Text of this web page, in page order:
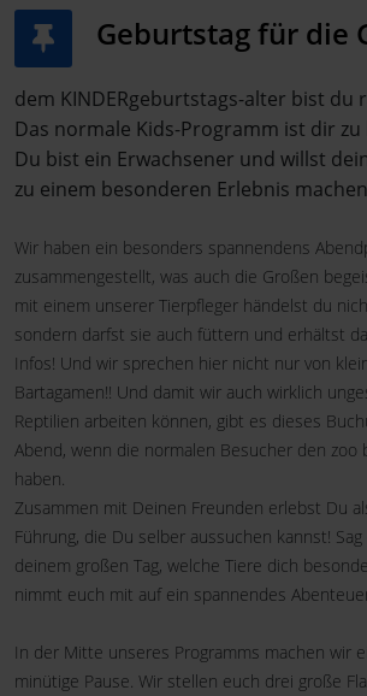
Geburtstag für die
dem KINDERgeburtstags-alter bist du
Das normale Kids-Programm ist dir zu
Du bist ein Erwachsener und willst
zu einem besonderen Erlebnis
Wir haben ein besonders spannendens
zusammengestellt, was auch die Großen
mit einem unserer Tierpfleger händelst du
sondern darfst sie auch füttern und erhältst
Infos! Und wir sprechen hier nicht nur von
Bartagamen!! Und damit wir auch wirklich
Reptilien arbeiten können, gibt es dieses
Abend, wenn die normalen Besucher den zoo
haben.
Zusammen mit Deinen Freunden erlebst Du
Führung, die Du selber aussuchen kannst!
deinem großen Tag, welche Tiere dich
nimmt euch mit auf ein spannendes
In der Mitte unseres Programms machen wir
minütige Pause. Wir stellen euch drei große